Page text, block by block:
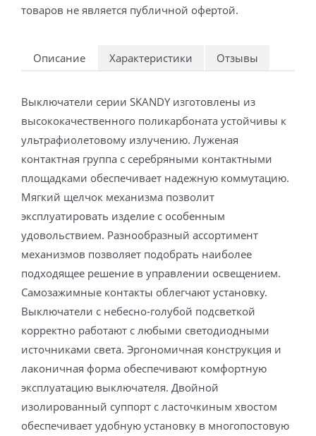
товаров не является публичной офертой.
Описание Характеристики Отзывы
Выключатели серии SKANDY изготовлены из
высококачественного поликарбоната устойчивы к
ультрафиолетовому излучению. Луженая
контактная группа с серебряными контактными
площадками обеспечивает надежную коммутацию.
Мягкий щелчок механизма позволит
эксплуатировать изделие с особенным
удовольствием. Разнообразный ассортимент
механизмов позволяет подобрать наиболее
подходящее решение в управлении освещением.
Самозажимные контакты облегчают установку.
Выключатели с небесно-голубой подсветкой
корректно работают с любыми светодиодными
источниками света. Эргономичная конструкция и
лаконичная форма обеспечивают комфортную
эксплуатацию выключателя. Двойной
изолированный суппорт с ласточкиным хвостом
обеспечивает удобную установку в многопостовую